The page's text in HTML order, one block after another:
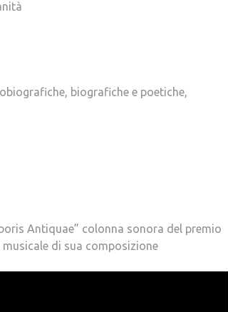
biografiche e poetiche,
Antiquae” colonna sonora del premio
di sua composizione